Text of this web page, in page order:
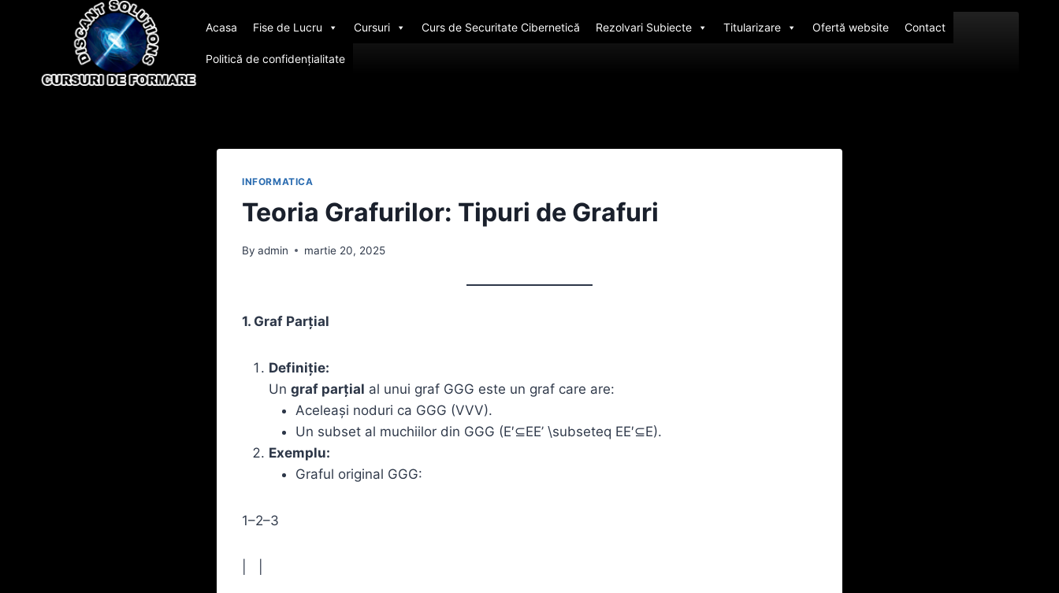
Acasa Fise de Lucru Cursuri Curs de Securitate Cibernetică Rezolvari Subiecte Titularizare Ofertă website Contact
Politică de confidențialitate
INFORMATICA
Teoria Grafurilor: Tipuri de Grafuri
By admin martie 20, 2025
1. Graf Parțial
Definiție:
Un graf parțial al unui graf GGG este un graf care are:
Aceleași noduri ca GGG (VVV).
Un subset al muchiilor din GGG (E′⊆EE’ \subseteq EE′⊆E).
Exemplu:
Graful original GGG:
1–2–3